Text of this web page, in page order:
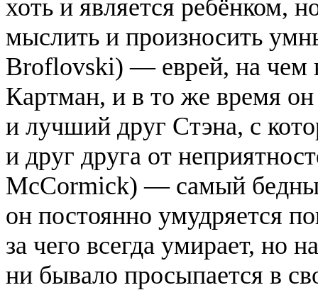
хоть и является ребёнком,
мыслить и произносить
Broflovski) — еврей, на чем
Картман, и в то же время
и лучший друг Стэна, с
и друг друга от
McCormick) — самый
он постоянно умудряется
за чего всегда умирает, но
ни бывало просыпается в